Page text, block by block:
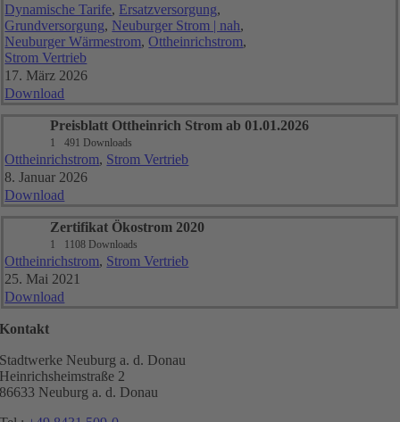
Dynamische Tarife, Ersatzversorgung,
Grundversorgung, Neuburger Strom | nah,
Neuburger Wärmestrom,Ottheinrichstrom,
Strom Vertrieb
17. März 2026
Download
Preisblatt Ottheinrich Strom ab 01.01.2026
1 491 Downloads
Ottheinrichstrom, Strom Vertrieb
8. Januar 2026
Download
Zertifikat Ökostrom 2020
1 1108 Downloads
Ottheinrichstrom, Strom Vertrieb
25. Mai 2021
Download
Kontakt
Stadtwerke Neuburg a. d. Donau
Heinrichsheimstraße 2
86633 Neuburg a. d. Donau